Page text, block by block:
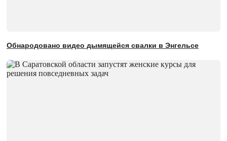
Обнародовано видео дымящейся свалки в Энгельсе